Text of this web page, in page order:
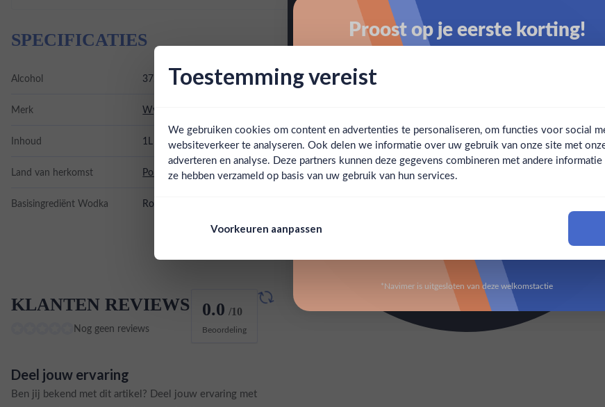
Ben jij 18 jaar of ouder?
SPECIFICATIES
Alcohol 37.50%
Merk Wyborowa
Inhoud 1L
Land van herkomst Polen
Basisingrediënt Wodka Rogge
KLANTEN REVIEWS
Nog geen reviews
0.0 /10
Beoordeling
Deel jouw ervaring
Ben jij bekend met dit artikel? Deel jouw ervaring met
Toestemming vereist
We gebruiken cookies om content en advertenties te personaliseren, om functies voor social
websiteverkeer te analyseren. Ook delen we informatie over uw gebruik van onze site met
adverteren en analyse. Deze partners kunnen deze gegevens combineren met andere
ze hebben verzameld op basis van uw gebruik van hun services.
Voorkeuren aanpassen
Proost op je eerste korting!
Claim mijn korting
*Navimer is uitgesloten van deze welkomstactie